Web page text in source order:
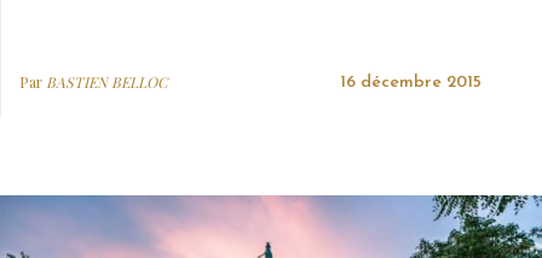
ParBASTIEN BELLOC 16 décembre 2015